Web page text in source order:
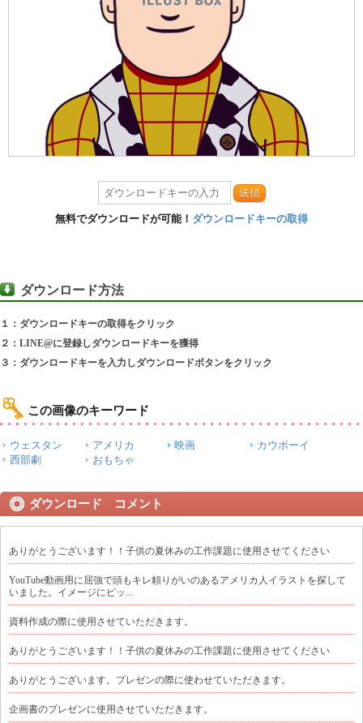
送信
無料でダウンロードが可能！ ダウンロードキーの取得
ダウンロード方法
１：ダウンロードキーの取得をクリック
２：LINE@に登録しダウンロードキーを獲得
３：ダウンロードキーを入力しダウンロードボタンをクリック
この画像のキーワード
ウェスタン アメリカ 映画
カウボーイ
西部劇
おもちゃ
ダウンロード コメント
ありがとうございます！！子供の夏休みの工作課題に使用させてください
YouTube動画用に屈強で頭もキレ頼りがいのあるアメリカ人イラストを探して
いました。イメージにピッ...
資料作成の際に使用させていただきます。
ありがとうございます！！子供の夏休みの工作課題に使用させてください
ありがとうございます。プレゼンの際に使わせていただきます。
企画書のプレゼンに使用させていただきます。